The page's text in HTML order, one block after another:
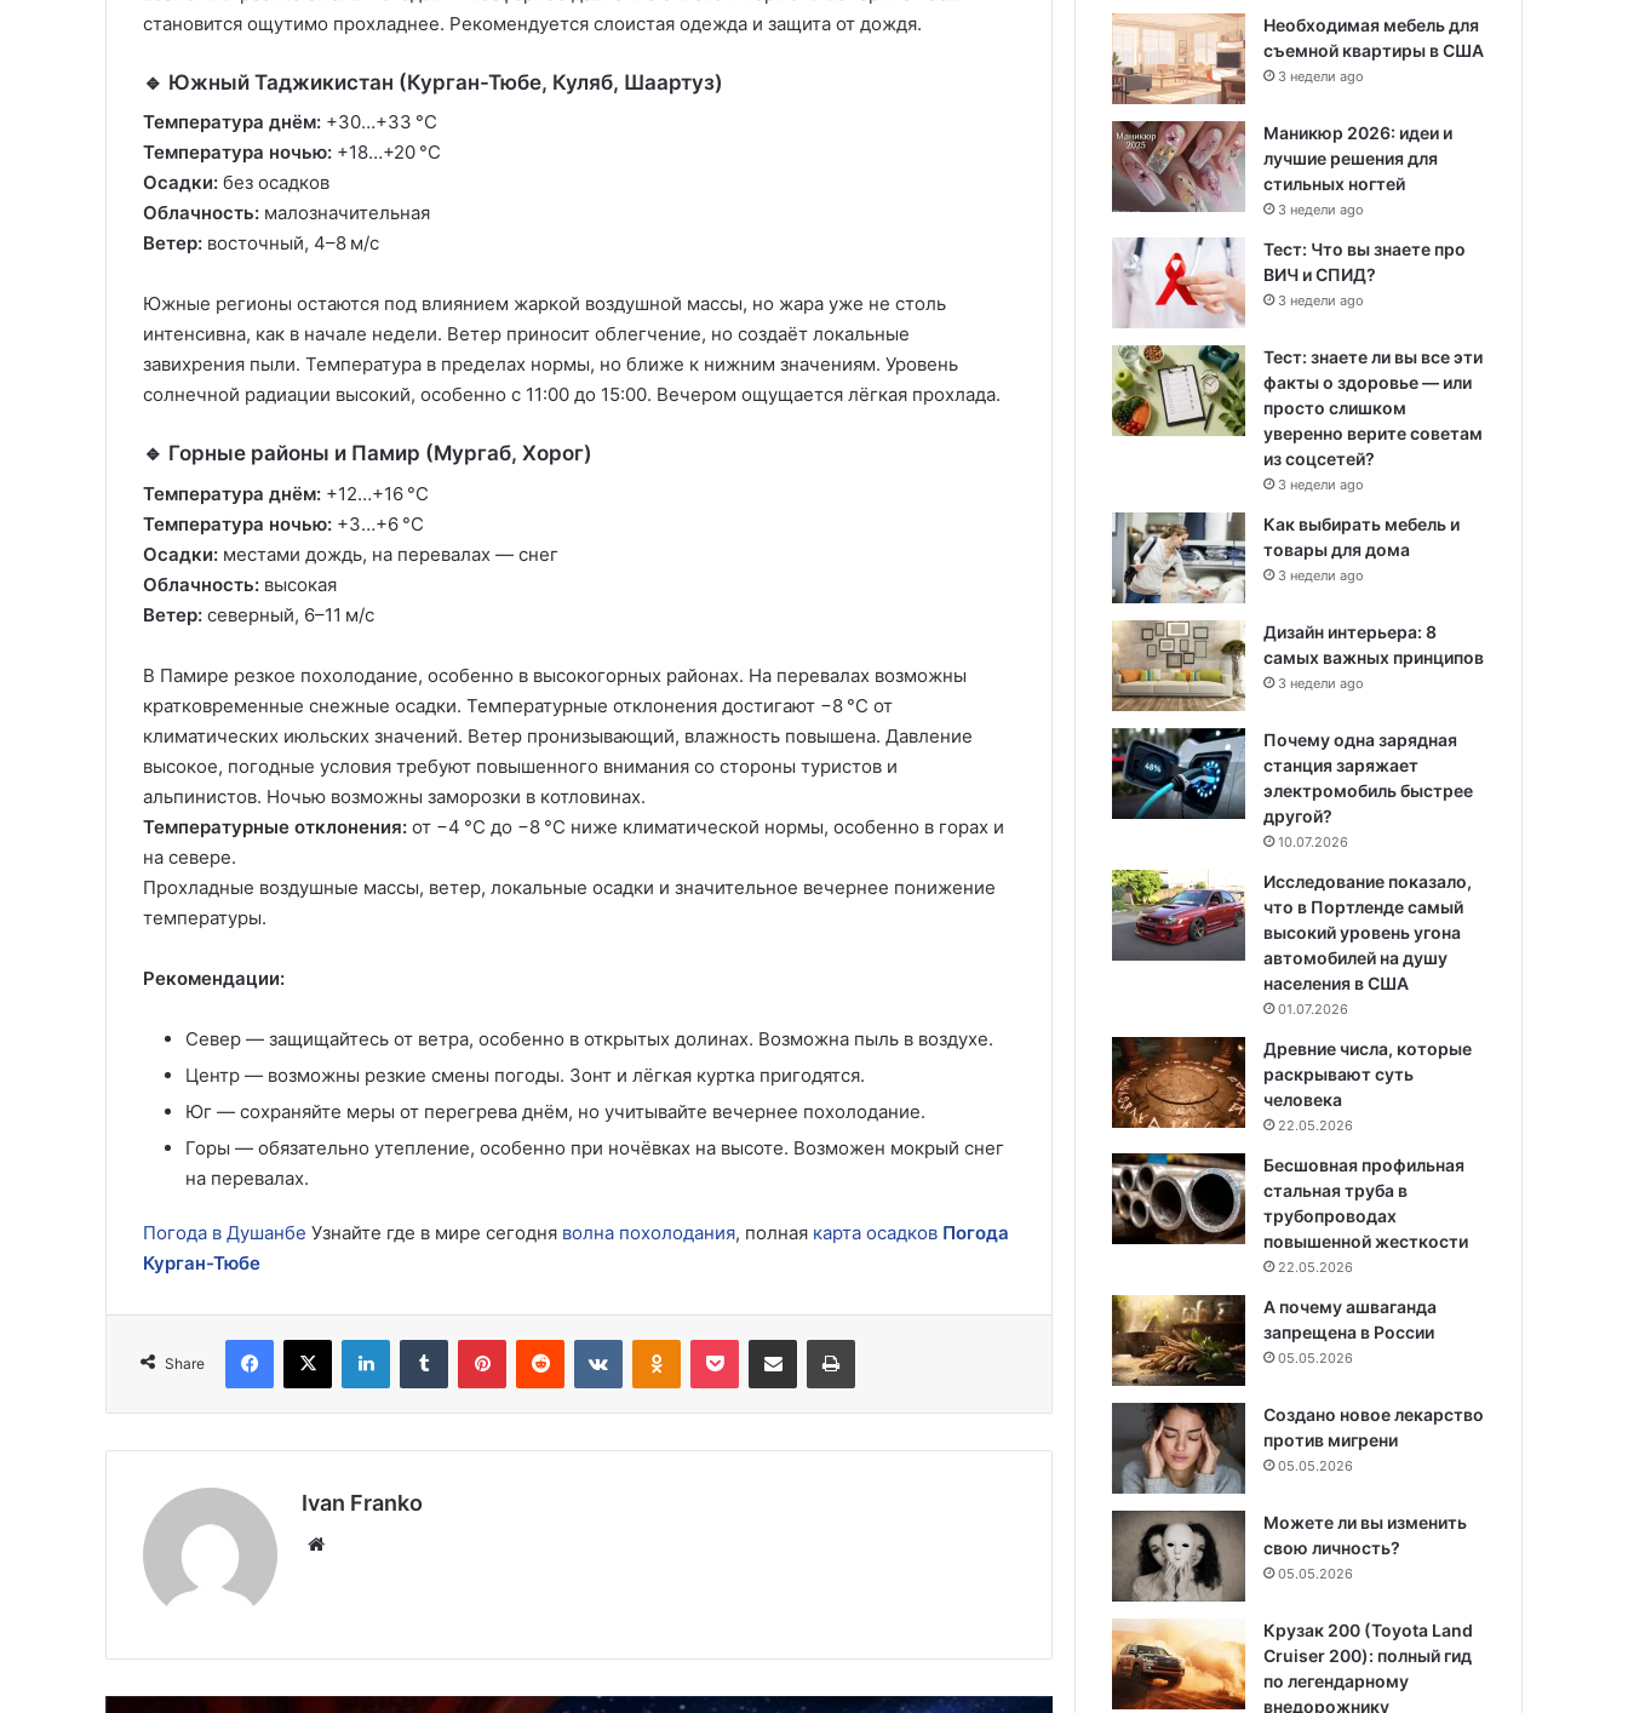
становится ощутимо прохладнее. Рекомендуется слоистая одежда и защита от дождя.
🔹 Южный Таджикистан (Курган-Тюбе, Куляб, Шаартуз)
Температура днём: +30…+33 °C
Температура ночью: +18…+20 °C
Осадки: без осадков
Облачность: малозначительная
Ветер: восточный, 4–8 м/с
Южные регионы остаются под влиянием жаркой воздушной массы, но жара уже не столь
интенсивна, как в начале недели. Ветер приносит облегчение, но создаёт локальные
завихрения пыли. Температура в пределах нормы, но ближе к нижним значениям. Уровень
солнечной радиации высокий, особенно с 11:00 до 15:00. Вечером ощущается лёгкая прохлада.
🔹 Горные районы и Памир (Мургаб, Хорог)
Температура днём: +12…+16 °C
Температура ночью: +3…+6 °C
Осадки: местами дождь, на перевалах — снег
Облачность: высокая
Ветер: северный, 6–11 м/с
В Памире резкое похолодание, особенно в высокогорных районах. На перевалах возможны
кратковременные снежные осадки. Температурные отклонения достигают −8 °C от
климатических июльских значений. Ветер пронизывающий, влажность повышена. Давление
высокое, погодные условия требуют повышенного внимания со стороны туристов и
альпинистов. Ночью возможны заморозки в котловинах.
Температурные отклонения: от −4 °C до −8 °C ниже климатической нормы, особенно в горах и
на севере.
Прохладные воздушные массы, ветер, локальные осадки и значительное вечернее понижение
температуры.
Рекомендации:
Север — защищайтесь от ветра, особенно в открытых долинах. Возможна пыль в воздухе.
Центр — возможны резкие смены погоды. Зонт и лёгкая куртка пригодятся.
Юг — сохраняйте меры от перегрева днём, но учитывайте вечернее похолодание.
Горы — обязательно утепление, особенно при ночёвках на высоте. Возможен мокрый снег
на перевалах.
Погода в Душанбе Узнайте где в мире сегодня волна похолодания, полная карта осадков Погода
Курган-Тюбе
Share
Facebook
X LinkedInTumblr PinterestReddit VKontakteOdnoklassniki
Pocket Share via Email Print
Ivan Franko
июля 2025
Похолодание 9 июля в Украине
Необходимая мебель для
съемной квартиры в США
3 недели ago
Маникюр 2026: идеи и
лучшие решения для
стильных ногтей
3 недели ago
Тест: Что вы знаете про
ВИЧ и СПИД?
3 недели ago
Тест: знаете ли вы все эти
факты о здоровье — или
просто слишком
уверенно верите советам
из соцсетей?
3 недели ago
Как выбирать мебель и
товары для дома
3 недели ago
Дизайн интерьера: 8
самых важных принципов
3 недели ago
Почему одна зарядная
станция заряжает
электромобиль быстрее
другой?
10.07.2026
Исследование показало,
что в Портленде самый
высокий уровень угона
автомобилей на душу
населения в США
01.07.2026
Древние числа, которые
раскрывают суть
человека
22.05.2026
Бесшовная профильная
стальная труба в
трубопроводах
повышенной жесткости
22.05.2026
А почему ашваганда
запрещена в России
05.05.2026
Создано новое лекарство
против мигрени
05.05.2026
Можете ли вы изменить
свою личность?
05.05.2026
Крузак 200 (Toyota Land
Cruiser 200): полный гид
по легендарному
внедорожнику